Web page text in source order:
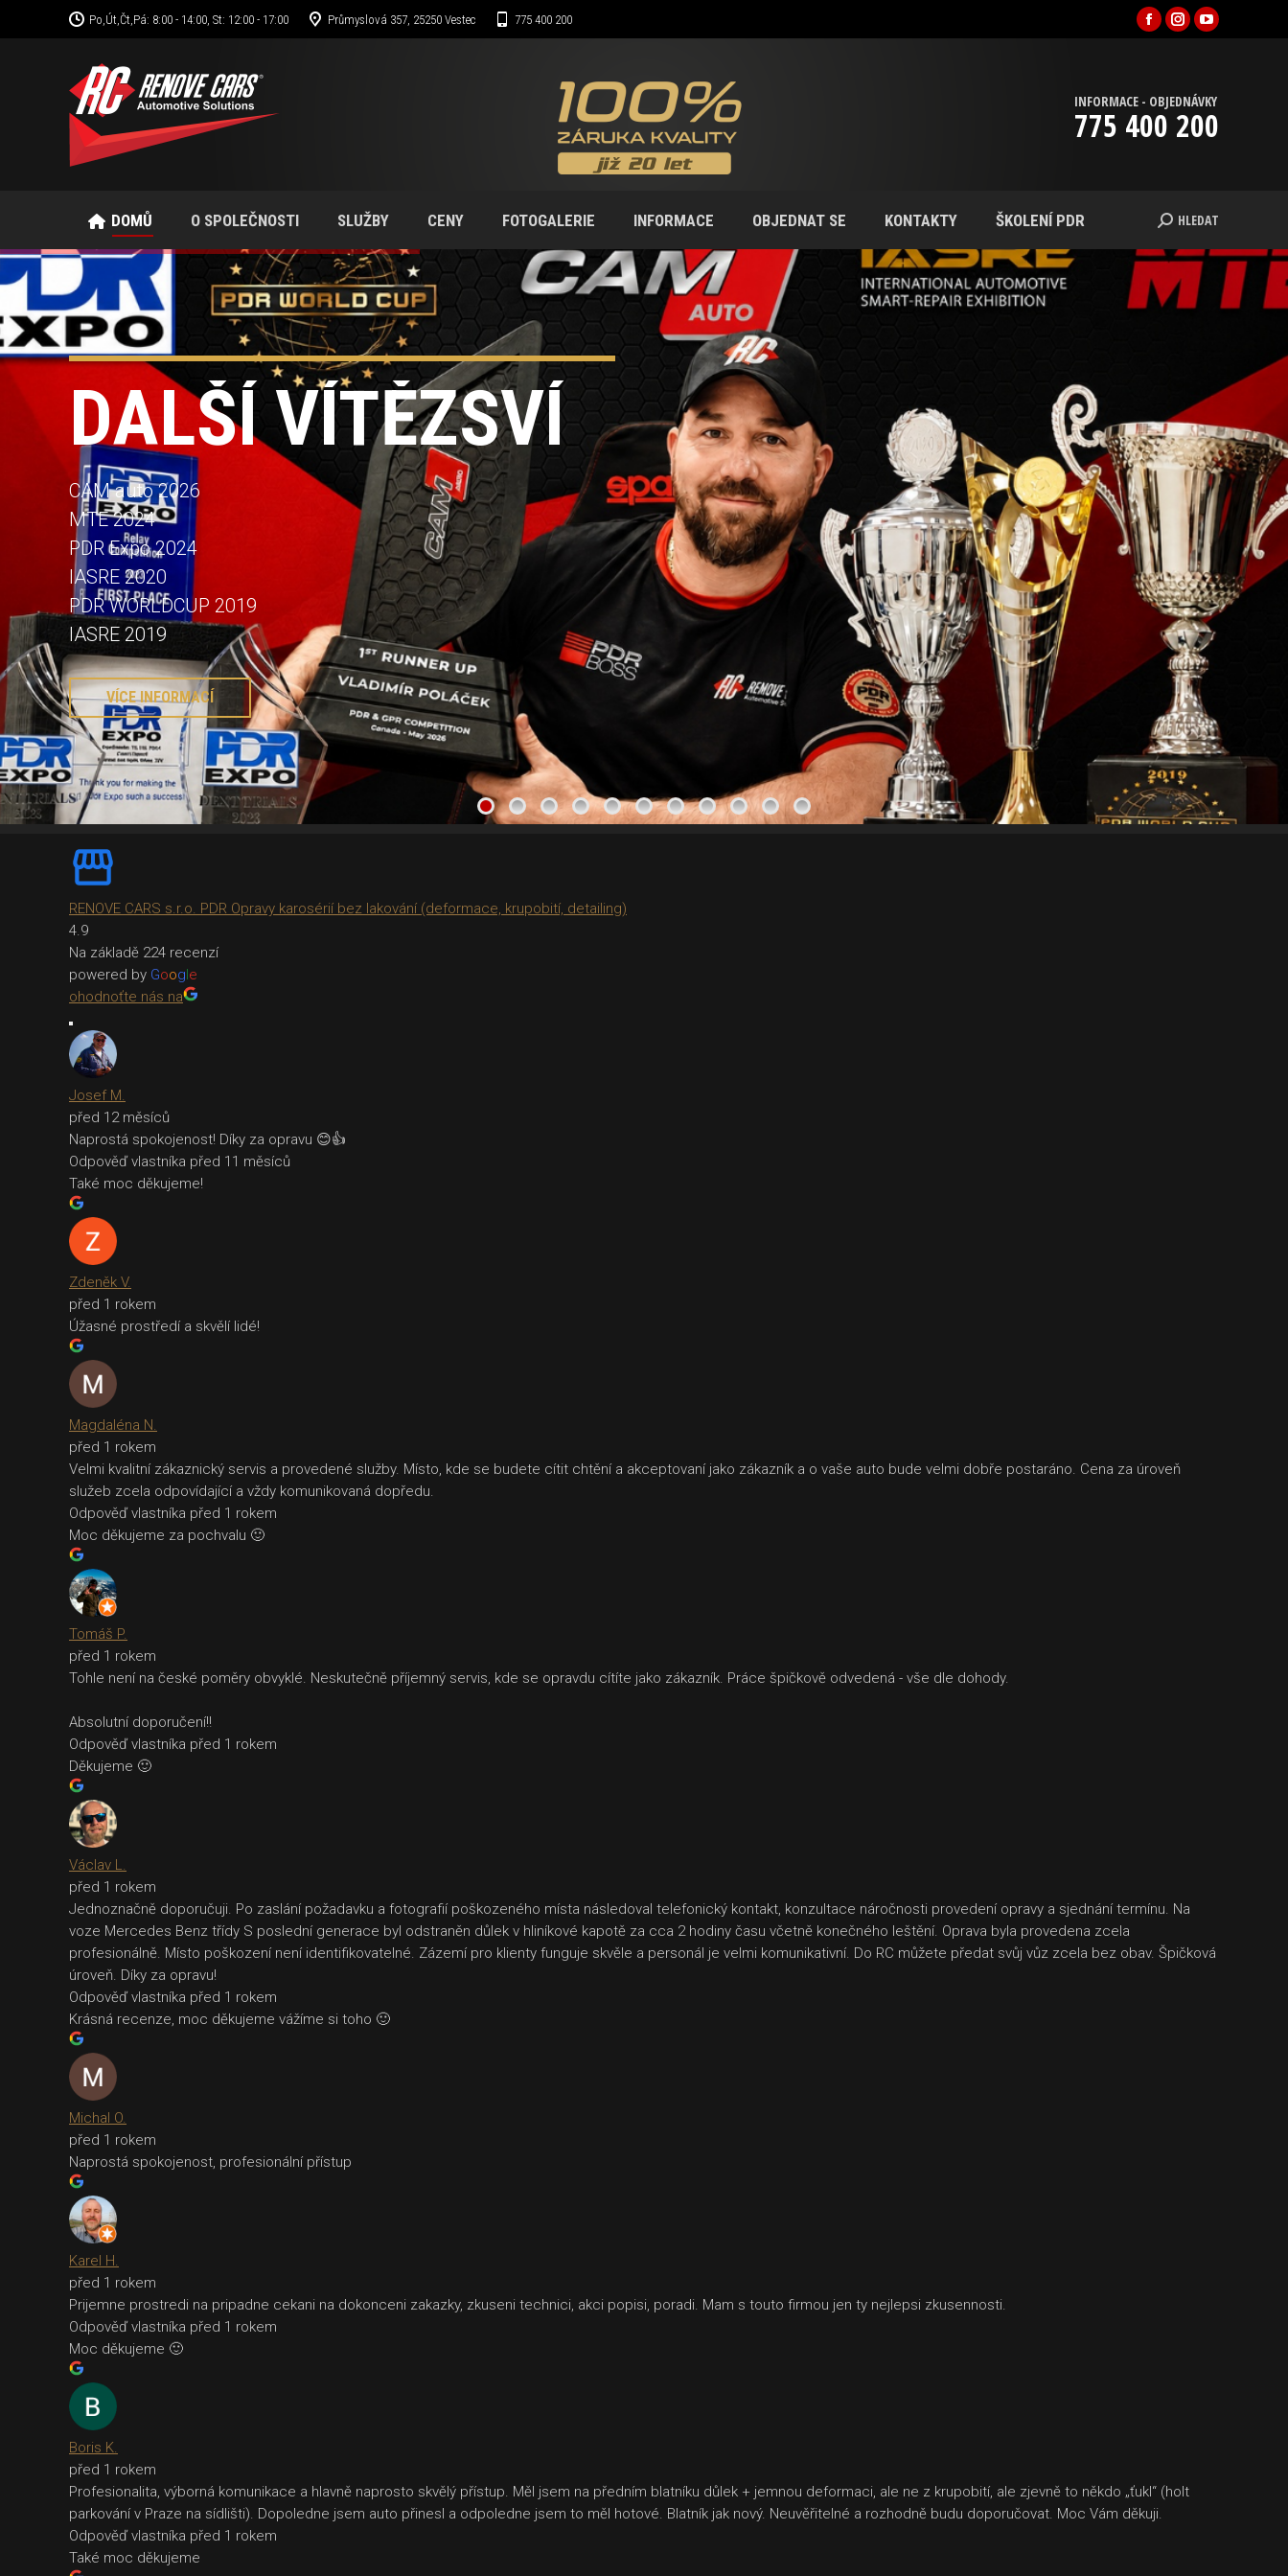
Po,Út,Čt,Pá: 8:00 - 14:00, St: 12:00 - 17:00 Průmyslová 357, 25250 Vestec 775 400 200
Facebook
Instagram
YouTube
INFORMACE - OBJEDNÁVKY
775 400 200
DOMŮ O SPOLEČNOSTI SLUŽBY CENY FOTOGALERIE INFORMACE OBJEDNAT SE KONTAKTY ŠKOLENÍ PDR Search:
HLEDAT
RENOVE CARS s.r.o. PDR Opravy karosérií bez lakování (deformace, krupobití, detailing)
4.9
Na základě 224 recenzí
powered by Google
ohodnoťte nás na
Josef M.
před 12 měsíců
Naprostá spokojenost! Díky za opravu 😊👍
Odpověď vlastníka před 11 měsíců
Také moc děkujeme!
Zdeněk V.
před 1 rokem
Úžasné prostředí a skvělí lidé!
Magdaléna N.
před 1 rokem
Velmi kvalitní zákaznický servis a provedené služby. Místo, kde se budete cítit chtění a akceptovaní jako zákazník a o vaše auto bude velmi dobře postaráno. Cena za úroveň
služeb zcela odpovídající a vždy komunikovaná dopředu.
Odpověď vlastníka před 1 rokem
Moc děkujeme za pochvalu 🙂
Tomáš P.
před 1 rokem
Tohle není na české poměry obvyklé. Neskutečně příjemný servis, kde se opravdu cítíte jako zákazník. Práce špičkově odvedená - vše dle dohody.
Absolutní doporučení!!
Odpověď vlastníka před 1 rokem
Děkujeme 🙂
Václav L.
před 1 rokem
Jednoznačně doporučuji. Po zaslání požadavku a fotografií poškozeného místa následoval telefonický kontakt, konzultace náročnosti provedení opravy a sjednání termínu. Na
voze Mercedes Benz třídy S poslední generace byl odstraněn důlek v hliníkové kapotě za cca 2 hodiny času včetně konečného leštění. Oprava byla provedena zcela
profesionálně. Místo poškození není identifikovatelné. Zázemí pro klienty funguje skvěle a personál je velmi komunikativní. Do RC můžete předat svůj vůz zcela bez obav. Špičková
úroveň. Díky za opravu!
Odpověď vlastníka před 1 rokem
Krásná recenze, moc děkujeme vážíme si toho 🙂
Michal O.
před 1 rokem
Naprostá spokojenost, profesionální přístup
Karel H.
před 1 rokem
Prijemne prostredi na pripadne cekani na dokonceni zakazky, zkuseni technici, akci popisi, poradi. Mam s touto firmou jen ty nejlepsi zkusennosti.
Odpověď vlastníka před 1 rokem
Moc děkujeme 🙂
Boris K.
před 1 rokem
Profesionalita, výborná komunikace a hlavně naprosto skvělý přístup. Měl jsem na předním blatníku důlek + jemnou deformaci, ale ne z krupobití, ale zjevně to někdo „ťukl“ (holt
parkování v Praze na sídlišti). Dopoledne jsem auto přinesl a odpoledne jsem to měl hotové. Blatník jak nový. Neuvěřitelné a rozhodně budu doporučovat. Moc Vám děkuji.
Odpověď vlastníka před 1 rokem
Také moc děkujeme